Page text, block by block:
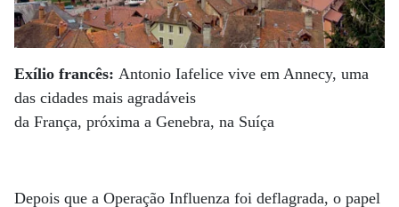
Exílio francês: Antonio Iafelice vive em Annecy, uma
das cidades mais agradáveis
da França, próxima a Genebra, na Suíça
Depois que a Operação Influenza foi deflagrada, o papel